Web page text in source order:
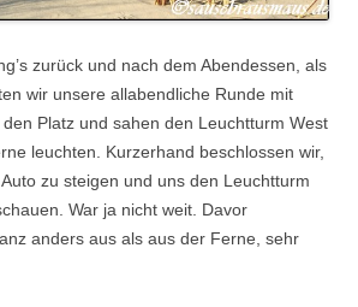
zurück und nach dem Abendessen, als
wir unsere allabendliche Runde mit
Platz und sahen den Leuchtturm West
leuchten. Kurzerhand beschlossen wir,
zu steigen und uns den Leuchtturm
War ja nicht weit. Davor
anders aus als aus der Ferne, sehr